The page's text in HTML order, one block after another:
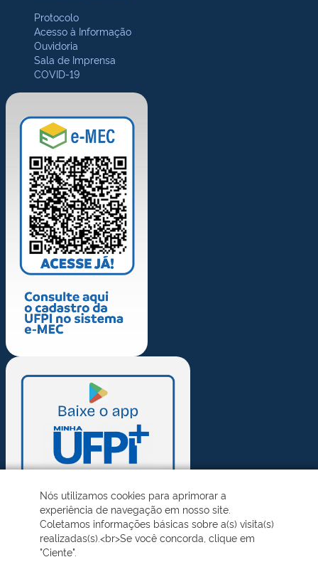
Protocolo
Acesso à Informação
Ouvidoria
Sala de Imprensa
COVID-19
Nós utilizamos cookies para aprimorar a
experiência de navegação em nosso site.
Coletamos informações básicas sobre a(s) visita(s)
realizadas(s).<br>Se você concorda, clique em
"Ciente".